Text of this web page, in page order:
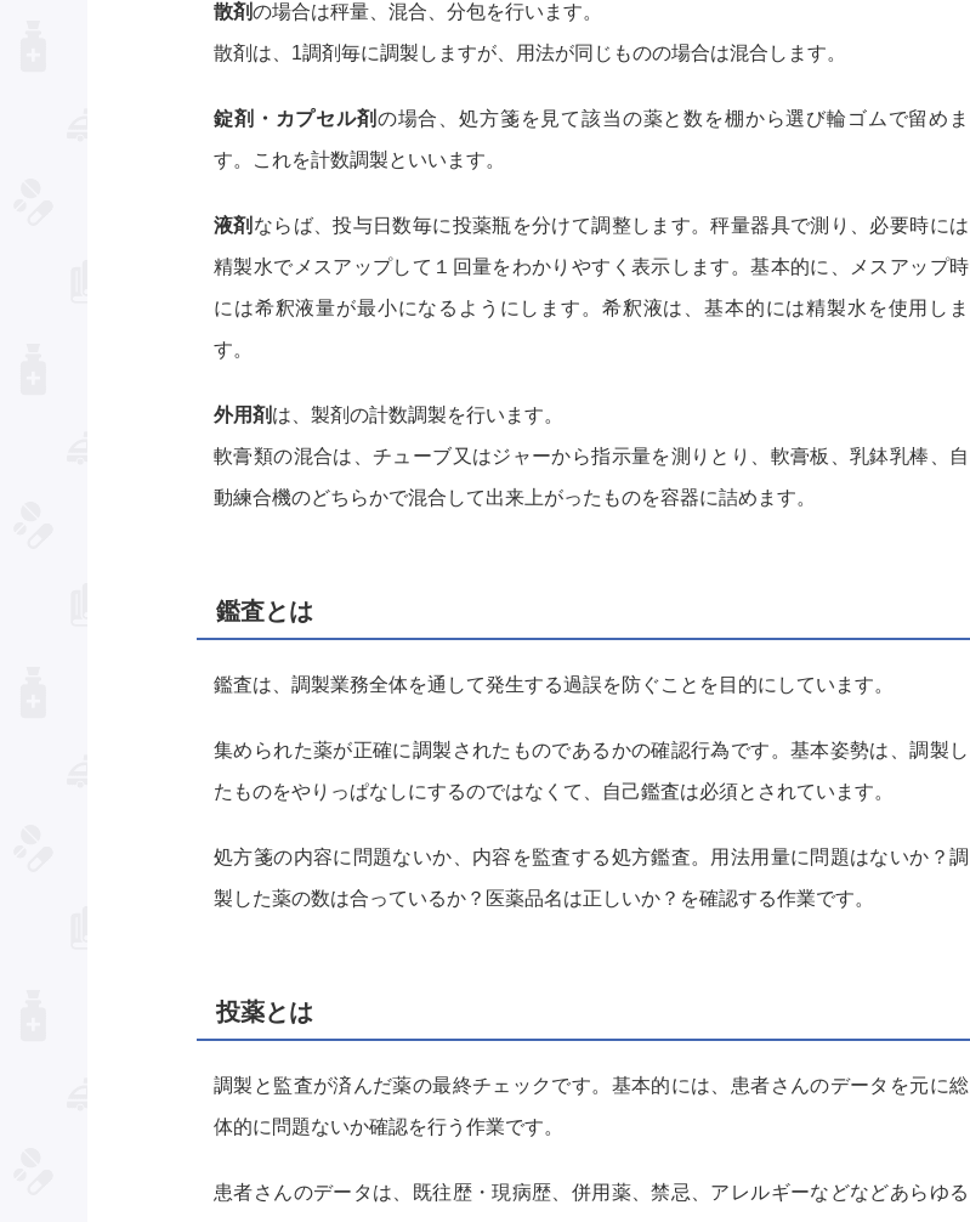
散剤の場合は秤量、混合、分包を行います。
散剤は、1調剤毎に調製しますが、用法が同じものの場合は混合します。
錠剤・カプセル剤 の場合、処方箋を見て該当の薬と数を棚から選び輪ゴムで留めま
す。これを計数調製といいます。
液剤 ならば、投与日数毎に投薬瓶を分けて調整します。秤量器具で測り、必要時には
精製水でメスアップして１回量をわかりやすく表示します。基本的に、メスアップ時
には希釈液量が最小になるようにします。希釈液は、基本的には精製水を使用しま
す。
外用剤 は、製剤の計数調製を行います。
軟膏類の混合は、チューブ又はジャーから指示量を測りとり、軟膏板、乳鉢乳棒、自
動練合機のどちらかで混合して出来上がったものを容器に詰めます。
鑑査とは
鑑査は、調製業務全体を通して発生する過誤を防ぐことを目的にしています。
集められた薬が正確に調製されたものであるかの確認行為です。基本姿勢は、調製し
たものをやりっぱなしにするのではなくて、自己鑑査は必須とされています。
処方箋の内容に問題ないか、内容を監査する処方鑑査。用法用量に問題はないか？調
製した薬の数は合っているか？医薬品名は正しいか？を確認する作業です。
投薬とは
調製と監査が済んだ薬の最終チェックです。基本的には、患者さんのデータを元に総
体的に問題ないか確認を行う作業です。
患者さんのデータは、既往歴・現病歴、併用薬、禁忌、アレルギーなどなどあらゆる